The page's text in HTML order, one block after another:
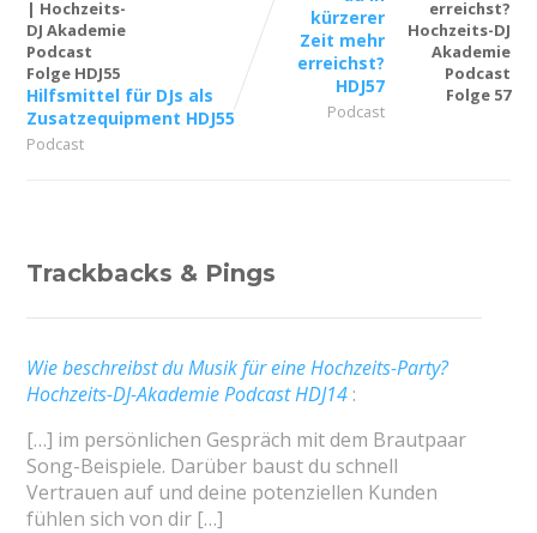
Hilfsmittel für DJs als
Zusatzequipment HDJ55
Podcast
kürzerer
Zeit mehr
erreichst?
HDJ57
Podcast
Trackbacks & Pings
Wie beschreibst du Musik für eine Hochzeits-Party?
Hochzeits-DJ-Akademie Podcast HDJ14 :
[…] im persönlichen Gespräch mit dem Brautpaar
Song-Beispiele. Darüber baust du schnell
Vertrauen auf und deine potenziellen Kunden
fühlen sich von dir […]